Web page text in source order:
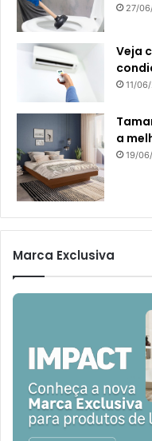
27/
Veja
11/
a
19/
Marca Exclusiva